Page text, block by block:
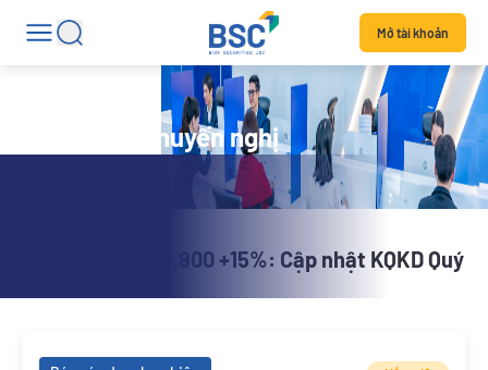
Mở tài khoản
Danh mục khuyến nghị
X-Stock | HT1 15,900 +15%: Cập nhật KQKD Quý